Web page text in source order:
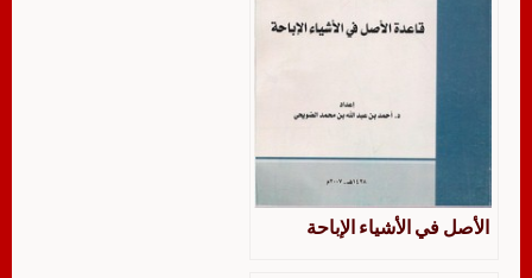
الأصل في الأشياء الإباحة